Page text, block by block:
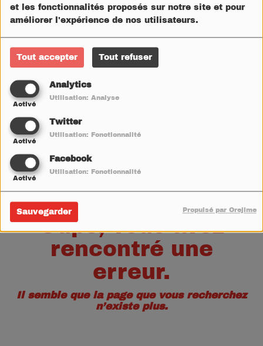
et les fonctionnalités proposés sur notre site et pour
améliorer l'expérience de nos utilisateurs.
Tout accepter Tout refuser
Analytics
Activé
Utilisation: Analyse
Twitter
Activé
Utilisation: Fonctionnalité
Facebook
Activé
Utilisation: Fonctionnalité
Sauvegarder Propulsé par Orejime
Oups, vous avez
rencontré une
erreur.
Il semble que la page que vous recherchez
n’existe plus.